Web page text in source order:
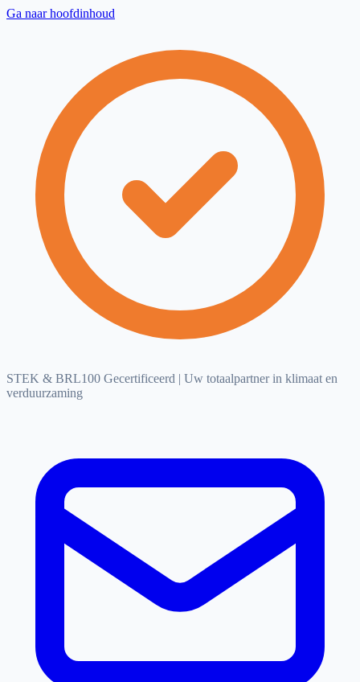
Ga naar hoofdinhoud
STEK & BRL100 Gecertificeerd | Uw totaalpartner in klimaat en
verduurzaming